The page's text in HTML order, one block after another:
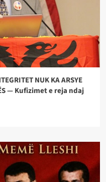
NUK KA ARSYE
— Kufizimet e reja ndaj